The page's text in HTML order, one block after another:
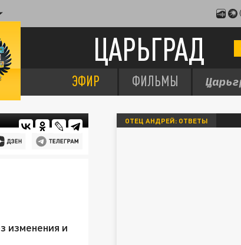
ЦАРЬГРАД
ЭФИР ФИЛЬМЫ
изменения и
ОТЕЦ АНДРЕЙ: ОТВЕТЫ